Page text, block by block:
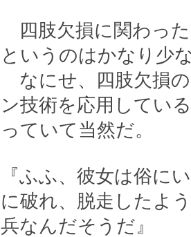
四肢欠損に関わっ
というのはかなり少
なにせ、四肢欠損
ン技術を応用してい
っていて当然だ。
『ふふ、彼女は俗に
に破れ、脱走したよ
兵なんだそうだ』